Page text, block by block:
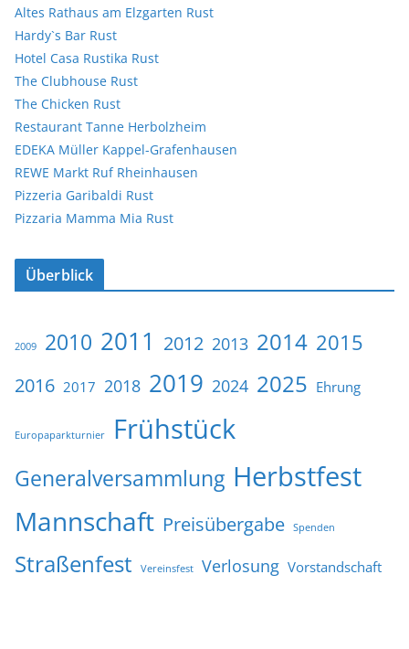
Altes Rathaus am Elzgarten Rust
Hardy`s Bar Rust
Hotel Casa Rustika Rust
The Clubhouse Rust
The Chicken Rust
Restaurant Tanne Herbolzheim
EDEKA Müller Kappel-Grafenhausen
REWE Markt Ruf Rheinhausen
Pizzeria Garibaldi Rust
Pizzaria Mamma Mia Rust
Überblick
2009 2010 2011 2012 2013 2014 2015
2016 2017 2018 2019 2024 2025 Ehrung
Europaparkturnier Frühstück
Generalversammlung Herbstfest
Mannschaft Preisübergabe Spenden
Straßenfest Vereinsfest Verlosung Vorstandschaft